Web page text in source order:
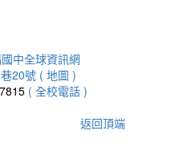
國中全球資訊網
20號 ( 地圖 )
( 全校電話 )
返回頂端